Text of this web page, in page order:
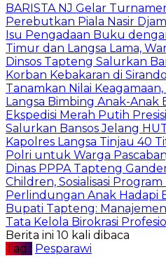
BARISTA NJ Gelar
Perebutkan Piala Nasir
Isu Pengadaan Buku
Timur dan Langsa Lama,
Dinsos Tapteng Salurkan
Korban Kebakaran di
Tanamkan Nilai Keagamaan,
Langsa Bimbing Anak-Anak
Ekspedisi Merah Putih
Salurkan Bansos Jelang
Kapolres Langsa Tinjau 40
Polri untuk Warga
Dinas PPPA Tapteng
Children, Sosialisasi
Perlindungan Anak Hadapi
Bupati Tapteng:
Tata Kelola Birokrasi
Berita ini 10 kali dibaca
Tag : Pesparawi